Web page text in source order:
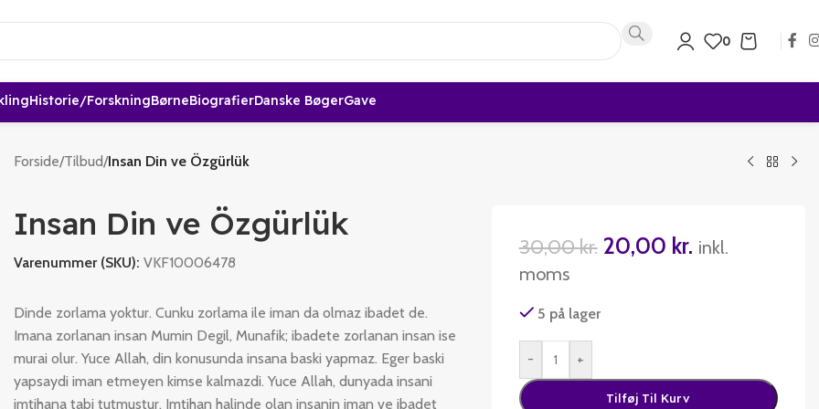
0
Historie/forskningBørneBiografierDanske BøgerGave
Forside/Tilbud/Insan Din ve Özgürlük
Insan Din ve Özgürlük
Varenummer (SKU): VKF10006478
Dinde zorlama yoktur. Cunku zorlama ile iman da olmaz ibadet de.
Imana zorlanan insan Mumin Degil, Munafik; ibadete zorlanan insan ise
murai olur. Yuce Allah, din konusunda insana baski yapmaz. Eger baski
yapsaydi iman etmeyen kimse kalmazdi. Yuce Allah, dunyada insani
imtihana tabi tutmustur. Imtihan halinde olan insanin iman ve ibadet
30,00kr. 20,00 kr. inkl.
moms
5 på lager
- +
Tilføj Til Kurv